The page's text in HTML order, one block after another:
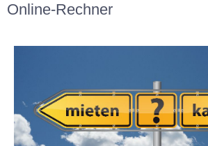
Online-Rechner